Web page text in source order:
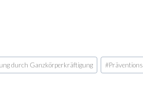
durch Ganzkörperkräftigung #